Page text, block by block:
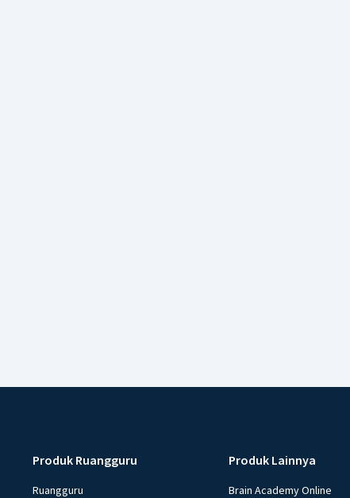
Produk Ruangguru
Ruangguru
Produk Lainnya
Brain Academy Online